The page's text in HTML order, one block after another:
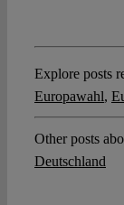
Explore posts
Europawahl,
Other posts
Deutschland